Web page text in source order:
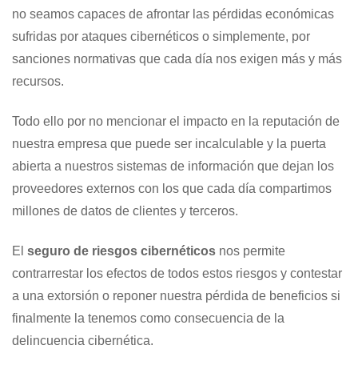
no seamos capaces de afrontar las pérdidas económicas
sufridas por ataques cibernéticos o simplemente, por
sanciones normativas que cada día nos exigen más y más
recursos.
Todo ello por no mencionar el impacto en la reputación de
nuestra empresa que puede ser incalculable y la puerta
abierta a nuestros sistemas de información que dejan los
proveedores externos con los que cada día compartimos
millones de datos de clientes y terceros.
El seguro de riesgos cibernéticos nos permite
contrarrestar los efectos de todos estos riesgos y contestar
a una extorsión o reponer nuestra pérdida de beneficios si
finalmente la tenemos como consecuencia de la
delincuencia cibernética.